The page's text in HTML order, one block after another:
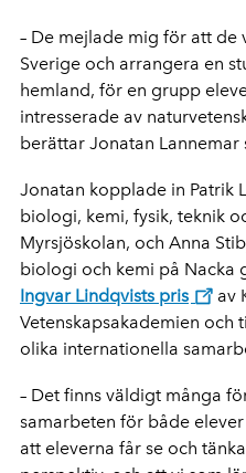
– De mejlade mig för att de
Sverige och arrangera en
hemland, för en grupp
intresserade av
berättar Jonatan
Jonatan kopplade in Patrik
biologi, kemi, fysik, teknik
Myrsjöskolan, och Anna
biologi och kemi på Nacka
Ingvar Lindqvists pris
av
Vetenskapsakademien och
olika internationella
– Det finns väldigt många
samarbeten för både
att eleverna får se och